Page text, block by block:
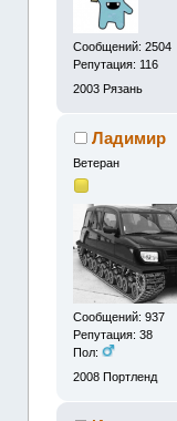
Сообщений: 2504
Репутация: 116
2003 Рязань
Ладимир
Ветеран
Сообщений: 937
Репутация: 38
Пол:
2008 Портленд